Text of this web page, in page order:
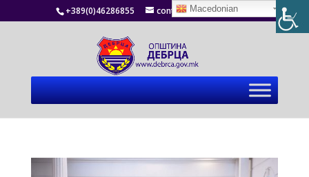
+389(0)46286855 contact@debrca.gov.mk
Macedonian